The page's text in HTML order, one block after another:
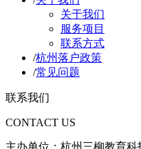
关于我们
服务项目
联系方式
/杭州落户政策
/常见问题
联系我们
CONTACT US
主办单位： 杭州三柳教育科